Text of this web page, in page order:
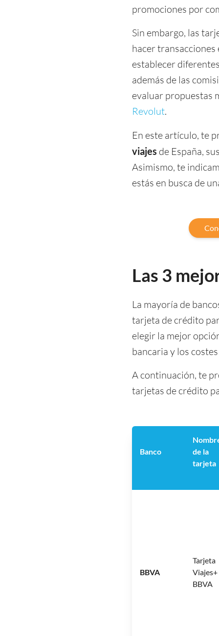
promociones por
Sin embargo, las
hacer transacciones
establecer
además de las
evaluar propuestas
Revolut.
En este artículo, te
viajes de España,
Asimismo, te
estás en busca de
Las 3
La mayoría de
tarjeta de crédito
elegir la mejor
bancaria y los
A continuación, te
tarjetas de crédito
Banco
de la
tarjeta
BBVA
Tarjeta
Viajes+
BBVA